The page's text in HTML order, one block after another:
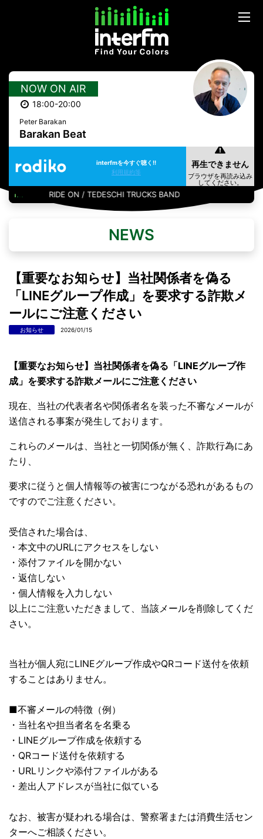
NOW ON AIR
18:00-20:00
Peter Barakan
Barakan Beat
interfmを今すぐ聴く!!
利用規約等
RIDE ON / TEDESCHI TRUCKS BAND
NEWS
【重要なお知らせ】当社関係者を偽る
「LINEグループ作成」を要求する詐欺メ
ールにご注意ください
お知らせ 2026/01/15
【重要なお知らせ】当社関係者を偽る「LINEグループ作
成」を要求する詐欺メールにご注意ください
現在、当社の代表者名や関係者名を装った不審なメールが
送信される事案が発生しております。
これらのメールは、当社と一切関係が無く、詐欺行為にあ
たり、
要求に従うと個人情報等の被害につながる恐れがあるもの
ですのでご注意ください。
受信された場合は、
・本文中のURLにアクセスをしない
・添付ファイルを開かない
・返信しない
・個人情報を入力しない
以上にご注意いただきまして、当該メールを削除してくだ
さい。
当社が個人宛にLINEグループ作成やQRコード送付を依頼
することはありません。
■不審メールの特徴（例）
・当社名や担当者名を名乗る
・LINEグループ作成を依頼する
・QRコード送付を依頼する
・URLリンクや添付ファイルがある
・差出人アドレスが当社に似ている
なお、被害が疑われる場合は、警察署または消費生活セン
ターへご相談ください。